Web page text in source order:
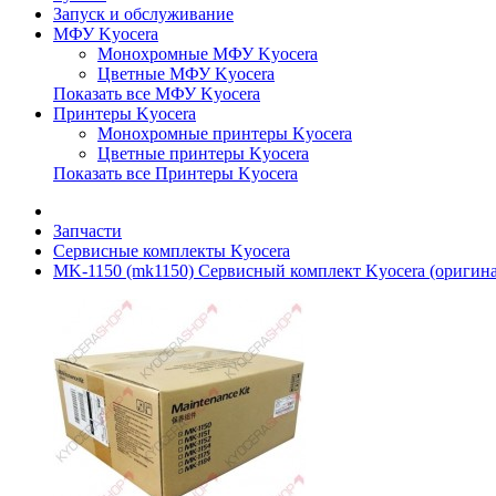
Запуск и обслуживание
МФУ Kyocera
Монохромные МФУ Kyocera
Цветные МФУ Kyocera
Показать все МФУ Kyocera
Принтеры Kyocera
Монохромные принтеры Kyocera
Цветные принтеры Kyocera
Показать все Принтеры Kyocera
Запчасти
Сервисные комплекты Kyocera
MK-1150 (mk1150) Сервисный комплект Kyocera